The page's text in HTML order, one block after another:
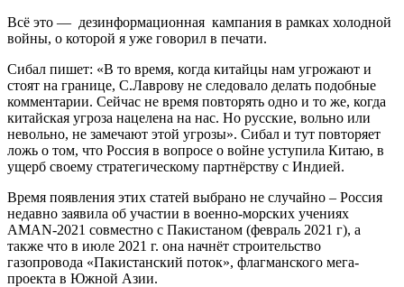
Всё это — дезинформационная кампания в рамках холодной
войны, о которой я уже говорил в печати.
Сибал пишет: «В то время, когда китайцы нам угрожают и
стоят на границе, С.Лаврову не следовало делать подобные
комментарии. Сейчас не время повторять одно и то же, когда
китайская угроза нацелена на нас. Но русские, вольно или
невольно, не замечают этой угрозы». Сибал и тут повторяет
ложь о том, что Россия в вопросе о войне уступила Китаю, в
ущерб своему стратегическому партнёрству с Индией.
Время появления этих статей выбрано не случайно – Россия
недавно заявила об участии в военно-морских учениях
AMAN-2021 совместно с Пакистаном (февраль 2021 г), а
также что в июле 2021 г. она начнёт строительство
газопровода «Пакистанский поток», флагманского мега-
проекта в Южной Азии.